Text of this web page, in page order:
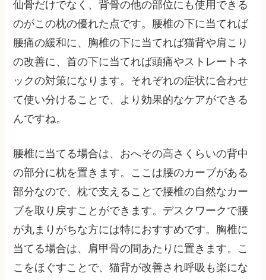
仙骨だけでなく、背骨の他の部位にも使用できる
のがこの枕の優れた点です。腰椎の下に当てれば
腰痛の緩和に、胸椎の下に当てれば猫背や肩こり
の改善に、首の下に当てれば頭痛やストレートネ
ックの対策になります。それぞれの症状に合わせ
て使い分けることで、より効果的なケアができる
んですね。
腰椎に当てる場合は、おへその高さくらいの背中
の部分に枕を置きます。ここは腰のカーブがある
部分なので、枕で支えることで腰椎の自然なカー
ブを取り戻すことができます。デスクワークで腰
が丸まりがちな方には特におすすめです。胸椎に
当てる場合は、肩甲骨の間あたりに置きます。こ
こをほぐすことで、猫背が改善され呼吸も楽にな